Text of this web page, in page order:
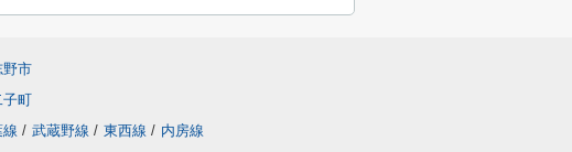
野市
子町
線 / 武蔵野線 / 東西線 / 内房線